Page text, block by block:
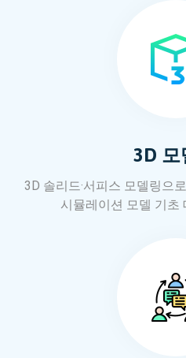
3D 모
3D 솔리드·서피스 모델링으
시뮬레이션 모델 기초